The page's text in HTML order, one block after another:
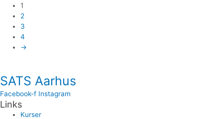
1
2
3
4
→
SATS Aarhus
Facebook-f Instagram
Links
Kurser